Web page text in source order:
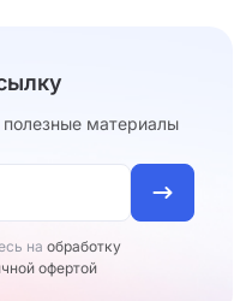
материалы
на обработку
офертой